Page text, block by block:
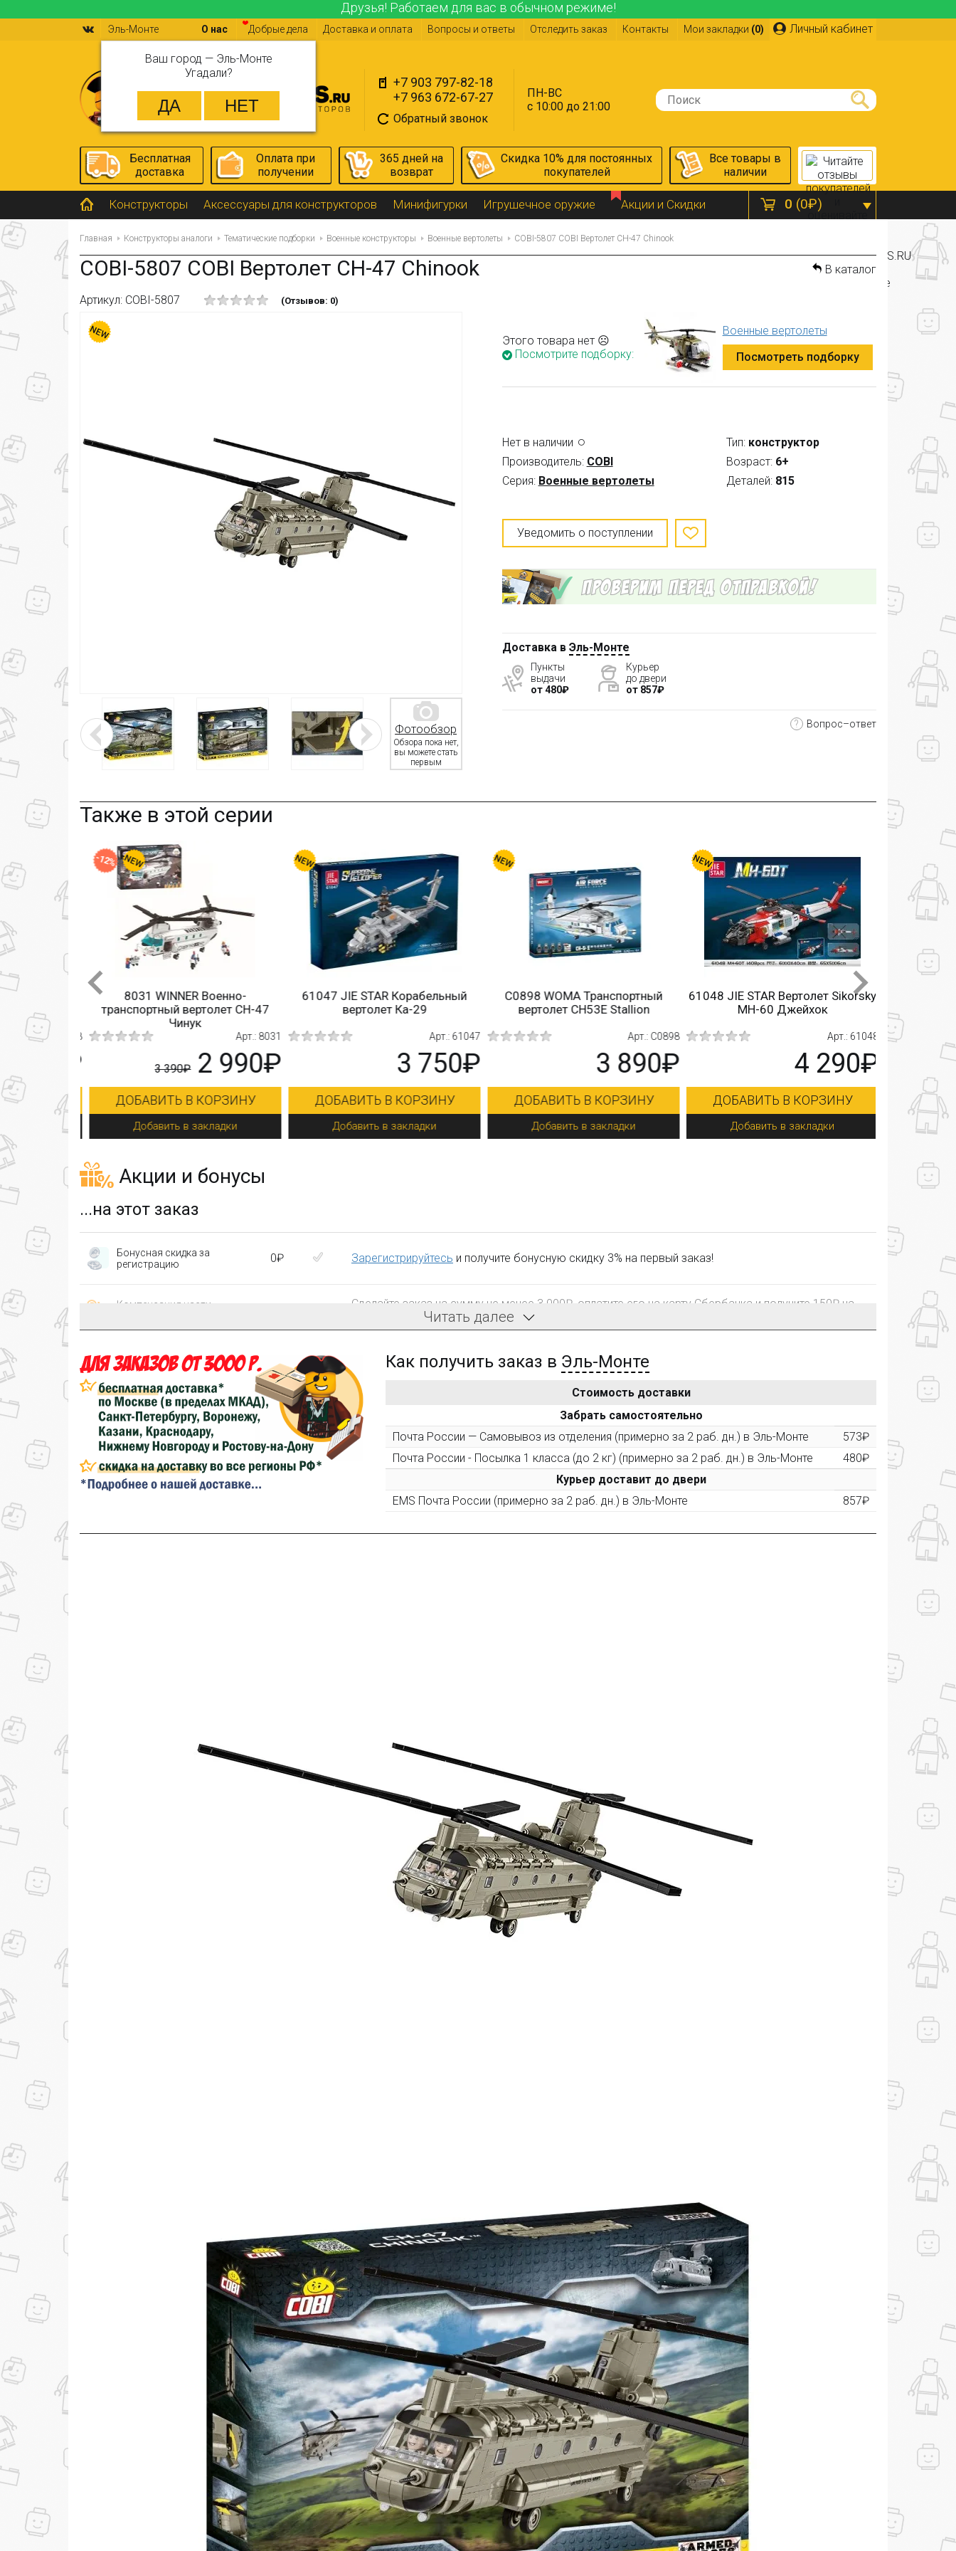
Друзья! Работаем для вас в обычном режиме!
Эль-Монте
Ваш город — Эль-Монте
Угадали?
Личный кабинет
О нас Добрые дела Доставка и оплата Вопросы и ответы Отследить заказ Контакты Мои закладки (0)
+7 903 797-82-18
+7 963 672-67-27
Обратный звонок
ПН-ВС
с 10:00 до 21:00
0 (0₽)
Бесплатная
доставка
Оплата при
получении
365 дней на
возврат
Скидка 10% для постоянных
покупателей
Все товары в
наличии
Конструкторы Аксессуары для конструкторов Минифигурки Игрушечное оружие Акции и Скидки
Главная Конструкторы аналоги Тематические подборки Военные конструкторы Военные вертолеты COBI-5807 COBI Вертолет CH-47 Chinook
COBI-5807 COBI Вертолет CH-47 Chinook В каталог
Артикул: COBI-5807 (Отзывов: 0)
Фотообзор
Обзора пока нет,
вы можете стать
первым
Этого товара нет ☹
Посмотрите подборку:
Военные вертолеты
Посмотреть подборку
Нет в наличии
Производитель: COBI
Серия: Военные вертолеты
Тип: конструктор
Возраст: 6+
Деталей: 815
Уведомить о поступлении
Доставка в Эль-Монте
Пункты
выдачи
от 480₽
Курьер
до двери
от 857₽
? Вопрос–ответ
Также в этой серии
Арт.: 58008
8031 WINNER Военно-
транспортный вертолет CH-47
Чинук
Арт.: 8031
3 390₽ 2 990₽
ДОБАВИТЬ В КОРЗИНУ
Добавить в закладки
-12%
61047 JIE STAR Корабельный
вертолет Ка-29
Арт.: 61047
3 750₽
ДОБАВИТЬ В КОРЗИНУ
Добавить в закладки
C0898 WOMA Транспортный
вертолет CH53E Stallion
Арт.: C0898
3 890₽
ДОБАВИТЬ В КОРЗИНУ
Добавить в закладки
61048 JIE STAR Вертолет Sikorsky
MH-60 Джейхок
Арт.: 61048
4 290₽
ДОБАВИТЬ В КОРЗИНУ
Добавить в закладки
Акции и бонусы
...на этот заказ
Бонусная скидка за
регистрацию
0₽ Зарегистрируйтесь и получите бонусную скидку 3% на первый заказ!
Компенсация части
Сделайте заказ на сумму не менее 3 000₽, оплатите его на карту Сбербанка и получите 150₽ на
компенсацию доставки.
...на следующий заказ
Золотая скидка
персональная
10%
После того, как сумма Ваших заказов превысит 3000 рублей, Вы получите постоянную скидку на
все повторные заказы - 10%
(фото сборки) до 10%
Пришлите фото поэтапной сборки купленного конструктора и получите дополнительную скидку
10% при покупке следующего набора (не дороже 10 000 рублей).
на нашем сайте
100₽
за текстовый отзыв или 100₽ за отзыв с фото.
Читать далее
Как получить заказ в Эль-Монте
Стоимость доставки
Забрать самостоятельно
Почта России — Самовывоз из отделения (примерно за 2 раб. дн.) в Эль-Монте
573₽
Почта России - Посылка 1 класса (до 2 кг) (примерно за 2 раб. дн.) в Эль-Монте
480₽
Курьер доставит до двери
EMS Почта России (примерно за 2 раб. дн.) в Эль-Монте
857₽